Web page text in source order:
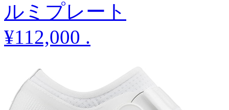
ルミプレート
¥112,000 .